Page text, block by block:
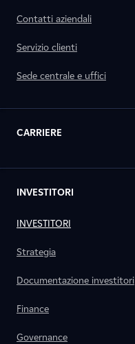
Contatti aziendali
Servizio clienti
Sede centrale e uffici
CARRIERE
INVESTITORI
INVESTITORI
Strategia
Documentazione investitori
Finance
Governance